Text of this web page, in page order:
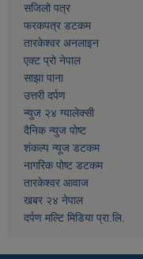
सजिलो पत्र
फरकपत्र डटकम
तारकेश्वर अनलाइन
एक्ट प्रो नेपाल
साझा पाना
उत्तरी दर्पण
न्युज २४ ग्यालेक्सी
दैनिक न्युज पोष्ट
शंकल्प न्यूज डटकम
नागरिक पोष्ट डटकम
तारकेश्वर आवाज
खबर २४ नेपाल
दर्पण मल्टि मिडिया प्रा.लि.